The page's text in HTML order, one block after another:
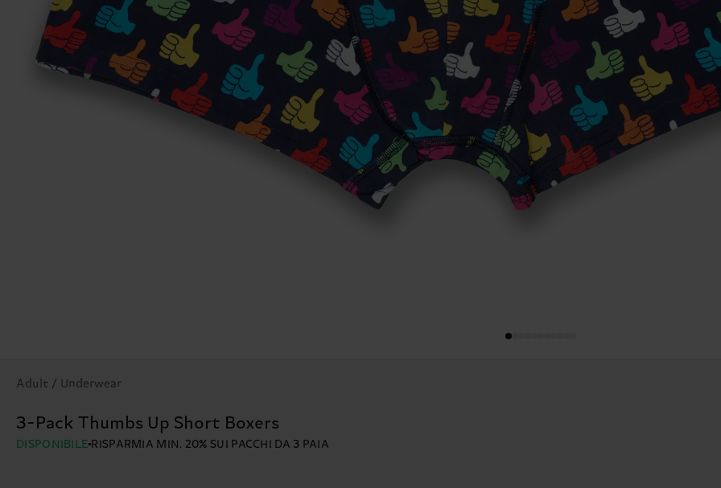
Adult / Underwear
3-Pack Thumbs Up Short Boxers
DISPONIBILE RISPARMIA MIN. 20% SUI PACCHI DA 3 PAIA